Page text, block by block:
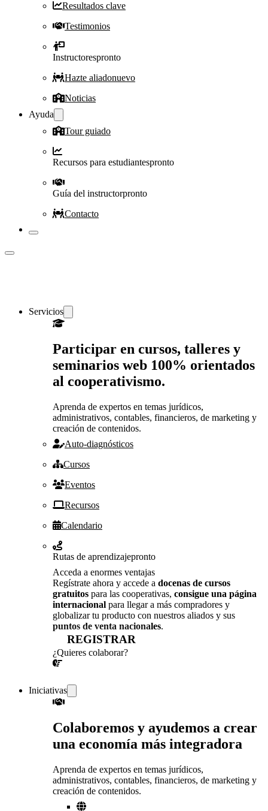
Resultados clave
Testimonios
Instructorespronto
Hazte aliadonuevo
Noticias
Ayuda
Tour guiado
Recursos para estudiantespronto
Guía del instructorpronto
Contacto
Servicios
Participar en cursos, talleres y
seminarios web 100% orientados
al cooperativismo.
Aprenda de expertos en temas jurídicos,
administrativos, contables, financieros, de marketing y
creación de contenidos.
Auto-diagnósticos
Cursos
Eventos
Recursos
Calendario
Rutas de aprendizajepronto
Acceda a enormes ventajas
Regístrate ahora y accede a docenas de cursos
gratuitos para las cooperativas, consigue una página
internacional para llegar a más compradores y
globalizar tu producto con nuestros aliados y sus
puntos de venta nacionales.
REGISTRAR
¿Quieres colaborar?
Iniciativas
Colaboremos y ayudemos a crear
una economía más integradora
Aprenda de expertos en temas jurídicos,
administrativos, contables, financieros, de marketing y
creación de contenidos.